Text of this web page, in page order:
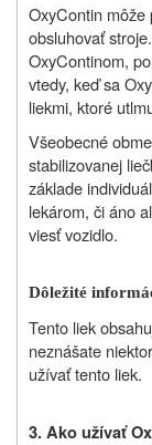
OxyContin môže
obsluhovať
OxyContinom,
vtedy, keď sa
liekmi, ktoré
Všeobecné
stabilizovanej
základe
lekárom, či áno
viesť vozidlo.
Dôležité
Tento liek
neznášate
užívať tento liek.
3. Ako užívať